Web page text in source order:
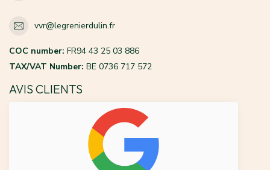
vvr@legrenierdulin.fr
COC number: FR94 43 25 03 886
TAX/VAT Number: BE 0736 717 572
AVIS CLIENTS